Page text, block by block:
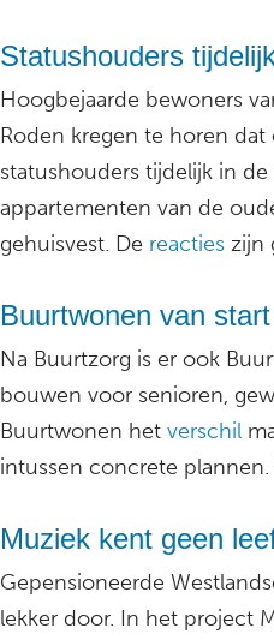
Statushouders
Hoogbejaarde bewoners
Roden kregen te horen dat
statushouders tijdelijk in de
appartementen van de
gehuisvest. De reacties zijn
Buurtwonen van
Na Buurtzorg is er ook
bouwen voor senioren,
Buurtwonen het verschil
intussen concrete plannen.
Muziek kent geen
Gepensioneerde
lekker door. In het project